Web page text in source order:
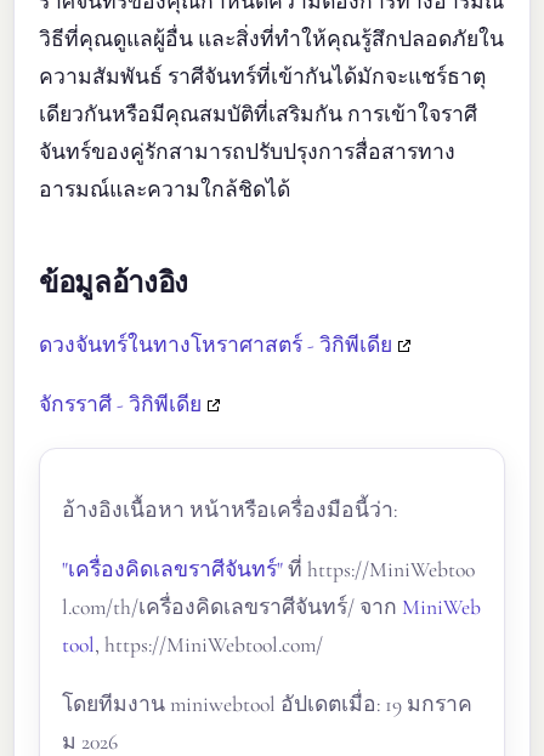
วิธีที่คุณดูแลผู้อื่น และสิ่งที่ทำให้คุณรู้สึกปลอดภัยใน
ความสัมพันธ์ ราศีจันทร์ที่เข้ากันได้มักจะแชร์ธาตุ
เดียวกันหรือมีคุณสมบัติที่เสริมกัน การเข้าใจราศี
จันทร์ของคู่รักสามารถปรับปรุงการสื่อสารทาง
อารมณ์และความใกล้ชิดได้
ข้อมูลอ้างอิง
ดวงจันทร์ในทางโหราศาสตร์ - วิกิพีเดีย
จักรราศี - วิกิพีเดีย
อ้างอิงเนื้อหา หน้าหรือเครื่องมือนี้ว่า:
"เครื่องคิดเลขราศีจันทร์"ที่ https://MiniWebtoo
l.com/th/เครื่องคิดเลขราศีจันทร์/ จาก MiniWeb
tool, https://MiniWebtool.com/
โดยทีมงาน miniwebtool อัปเดตเมื่อ: 19 มกราค
ม 2026